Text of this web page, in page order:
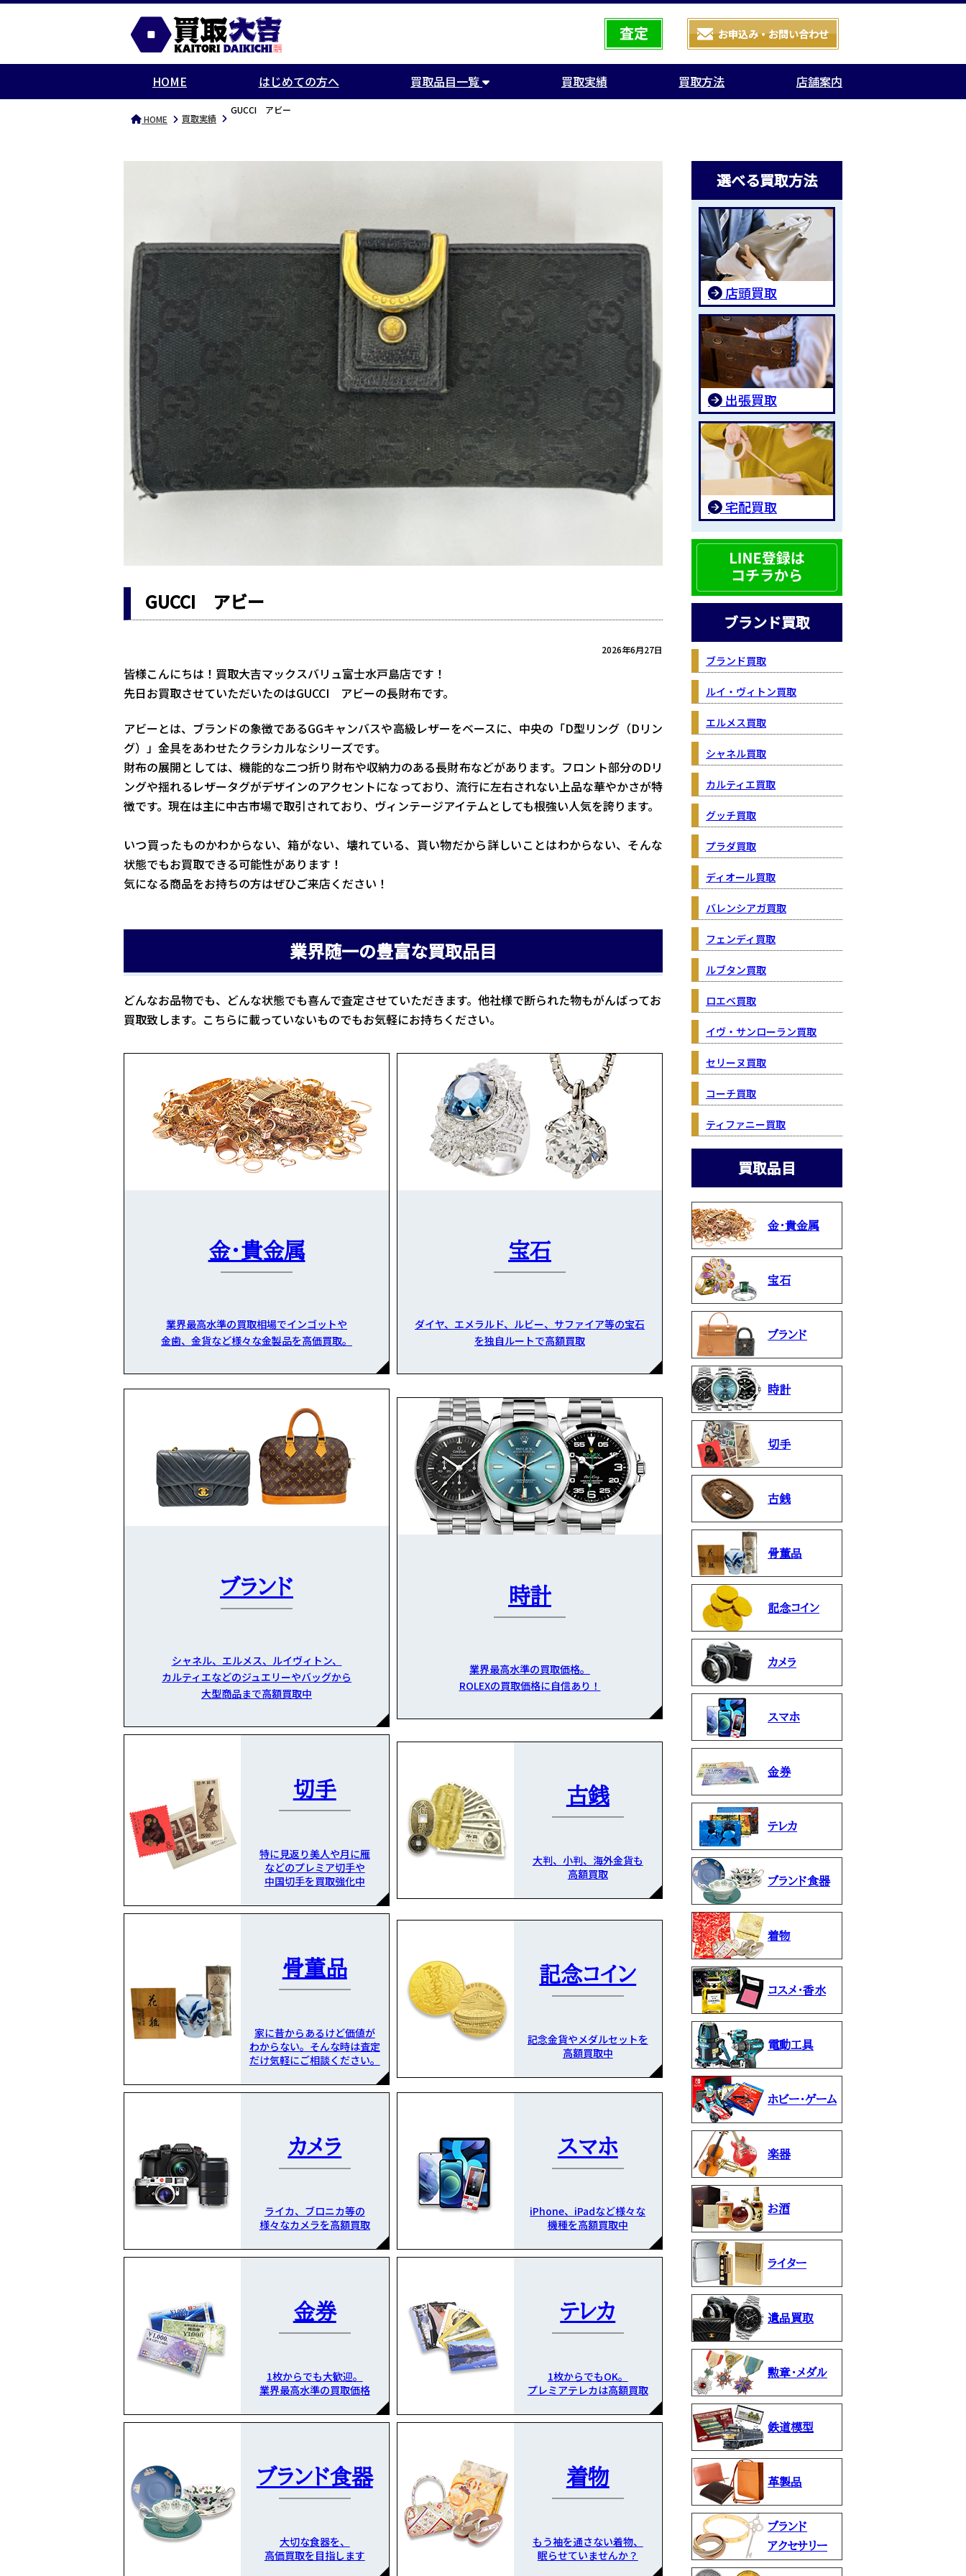
HOME はじめての方へ 買取品目一覧 買取実績 買取方法 店舗案内
HOME 買取実績
GUCCI アビー
GUCCI アビー
2026年6月27日
皆様こんにちは！買取大吉マックスバリュ富士水戸島店です！
先日お買取させていただいたのはGUCCI アビーの長財布です。
アビーとは、ブランドの象徴であるGGキャンバスや高級レザーをベースに、中央の「D型リング（Dリン
グ）」金具をあわせたクラシカルなシリーズです。
財布の展開としては、機能的な二つ折り財布や収納力のある長財布などがあります。フロント部分のDリ
ングや揺れるレザータグがデザインのアクセントになっており、流行に左右されない上品な華やかさが特
徴です。現在は主に中古市場で取引されており、ヴィンテージアイテムとしても根強い人気を誇ります。
いつ買ったものかわからない、箱がない、壊れている、貰い物だから詳しいことはわからない、そんな
状態でもお買取できる可能性があります！
気になる商品をお持ちの方はぜひご来店ください！
業界随一の豊富な買取品目
どんなお品物でも、どんな状態でも喜んで査定させていただきます。他社様で断られた物もがんばってお
買取致します。こちらに載っていないものでもお気軽にお持ちください。
金・貴金属
業界最高水準の買取相場でインゴットや
金歯、金貨など様々な金製品を高価買取。
宝石
ダイヤ、エメラルド、ルビー、サファイア等の宝石
を独自ルートで高額買取
ブランド
シャネル、エルメス、ルイヴィトン、
カルティエなどのジュエリーやバッグから
大型商品まで高額買取中
時計
業界最高水準の買取価格。
ROLEXの買取価格に自信あり！
切手
特に見返り美人や月に雁
などのプレミア切手や
中国切手を買取強化中
古銭
大判、小判、海外金貨も
高額買取
骨董品
家に昔からあるけど価値が
わからない。そんな時は査定
だけ気軽にご相談ください。
記念コイン
記念金貨やメダルセットを
高額買取中
カメラ
ライカ、ブロニカ等の
様々なカメラを高額買取
スマホ
iPhone、iPadなど様々な
機種を高額買取中
金券
1枚からでも大歓迎。
業界最高水準の買取価格
テレカ
1枚からでもOK。
プレミアテレカは高額買取
ブランド食器
大切な食器を、
高価買取を目指します
着物
もう袖を通さない着物、
眠らせていませんか？
選べる買取方法
店頭買取
出張買取
宅配買取
ブランド買取
ブランド買取
ルイ・ヴィトン買取
エルメス買取
シャネル買取
カルティエ買取
グッチ買取
プラダ買取
ディオール買取
バレンシアガ買取
フェンディ買取
ルブタン買取
ロエベ買取
イヴ・サンローラン買取
セリーヌ買取
コーチ買取
ティファニー買取
買取品目
金・貴金属
宝石
ブランド
時計
切手
古銭
骨董品
記念コイン
カメラ
スマホ
金券
テレカ
ブランド食器
着物
コスメ・香水
電動工具
ホビー・ゲーム
楽器
お酒
ライター
遺品買取
勲章・メダル
鉄道模型
革製品
ブランド
アクセサリー